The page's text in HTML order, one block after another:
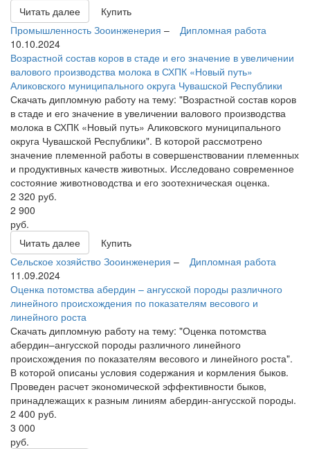
Читать далее
Купить
Промышленность Зооинженерия –
Дипломная работа
10.10.2024
Возрастной состав коров в стаде и его значение в увеличении
валового производства молока в СХПК «Новый путь»
Аликовского муниципального округа Чувашской Республики
Скачать дипломную работу на тему: "Возрастной состав коров
в стаде и его значение в увеличении валового производства
молока в СХПК «Новый путь» Аликовского муниципального
округа Чувашской Республики". В которой рассмотрено
значение племенной работы в совершенствовании племенных
и продуктивных качеств животных. Исследовано современное
состояние животноводства и его зоотехническая оценка.
2 320 руб.
2 900
руб.
Читать далее
Купить
Сельское хозяйство Зооинженерия –
Дипломная работа
11.09.2024
Оценка потомства абердин – ангусской породы различного
линейного происхождения по показателям весового и
линейного роста
Скачать дипломную работу на тему: "Оценка потомства
абердин–ангусской породы различного линейного
происхождения по показателям весового и линейного роста".
В которой описаны условия содержания и кормления быков.
Проведен расчет экономической эффективности быков,
принадлежащих к разным линиям абердин-ангусской породы.
2 400 руб.
3 000
руб.